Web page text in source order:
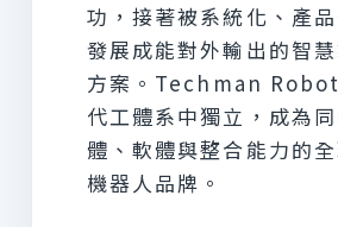
功，接著被系統化、產
發展成能對外輸出的智
方案。Techman
代工體系中獨立，成為
體、軟體與整合能力的
機器人品牌。